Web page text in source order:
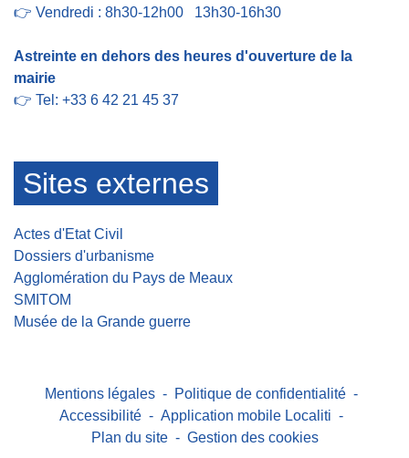
👉 Vendredi : 8h30-12h00 13h30-16h30
Astreinte en dehors des heures d'ouverture de la
mairie
👉 Tel: +33 6 42 21 45 37
Sites externes
Actes d'Etat Civil
Dossiers d'urbanisme
Agglomération du Pays de Meaux
SMITOM
Musée de la Grande guerre
Mentions légales - Politique de confidentialité -
Accessibilité - Application mobile Localiti -
Plan du site - Gestion des cookies